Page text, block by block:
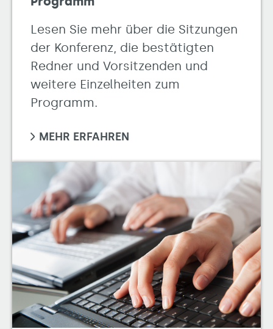
Lesen Sie mehr über die Sitzungen
der Konferenz, die bestätigten
Redner und Vorsitzenden und
weitere Einzelheiten zum
Programm.
MEHR ERFAHREN